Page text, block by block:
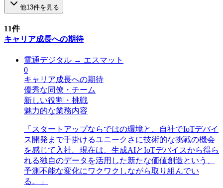
他13件を見る
11件
キャリア成長への期待
電通デジタル → エスマット
0
キャリア成長への期待
優秀な同僚・チーム
新しい役割・挑戦
魅力的な業務内容
「 スタートアップならではの環境と、自社でIoTデバイ
ス開発まで手掛けるユニークさに技術的な挑戦の機会
を感じて入社。現在は、生成AIとIoTデバイスから得ら
れる独自のデータを活用した新たな価値創造という、
予測不能な変化にワクワクしながら取り組んでい
る。
」